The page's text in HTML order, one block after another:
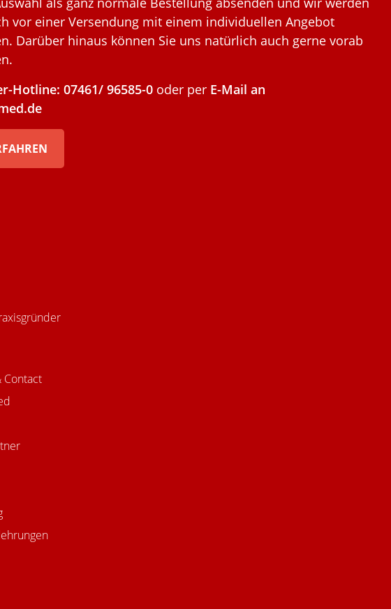
vor einer Versendung mit einem individuellen Angebot
Darüber hinaus können Sie uns natürlich auch gerne vorab
Hotline: 07461/ 96585-0 oder per E-Mail an
Contact